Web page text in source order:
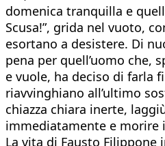
domenica tranquilla e
Scusa!”, grida nel vuoto,
esortano a desistere. Di
pena per quell’uomo che,
e vuole, ha deciso di farla
riavvinghiano all’ultimo
chiazza chiara inerte,
immediatamente e morire
La vita di Fausto Filippone